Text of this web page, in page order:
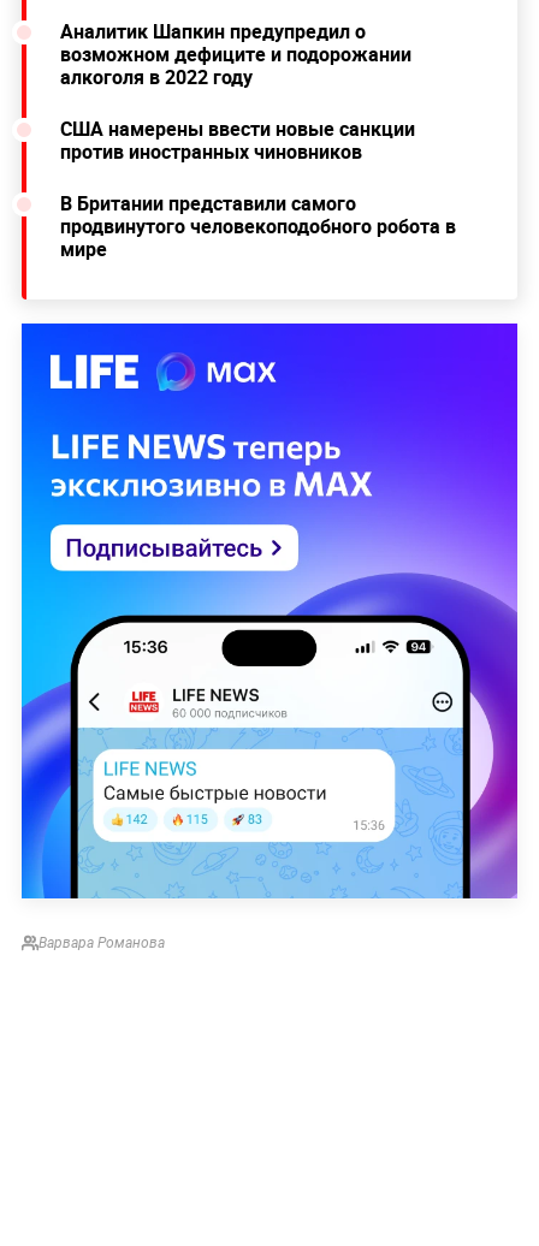
Аналитик Шапкин предупредил о
возможном дефиците и подорожании
алкоголя в 2022 году
США намерены ввести новые санкции
против иностранных чиновников
В Британии представили самого
продвинутого человекоподобного робота в
мире
Варвара Романова